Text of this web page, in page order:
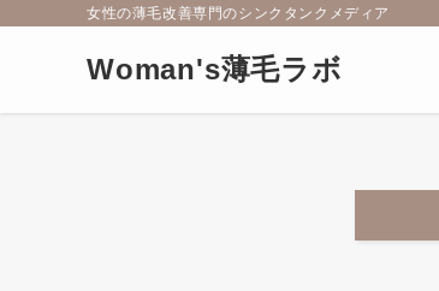
女性の薄毛改善専門のシンクタンクメディア
Woman's薄毛ラボ